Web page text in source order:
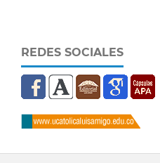
REDES SOCIALES